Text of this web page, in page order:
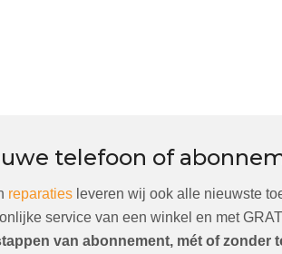
telefoon of
reparaties leveren wij ook alle nieuwste
service van een winkel en met
van abonnement, mét of zonder